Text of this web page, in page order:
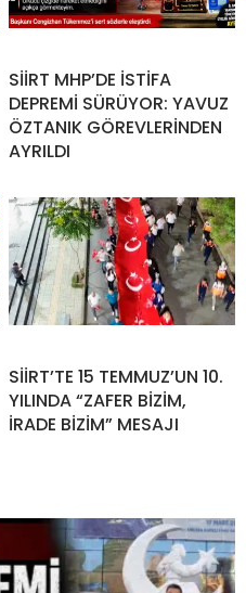
SİİRT MHP’DE İSTİFA
DEPREMİ SÜRÜYOR: YAVUZ
ÖZTANIK GÖREVLERİNDEN
AYRILDI
SİİRT’TE 15 TEMMUZ’UN 10.
YILINDA “ZAFER BİZİM,
İRADE BİZİM” MESAJI